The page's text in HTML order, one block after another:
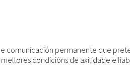
comunicación permanente que
condicións de axilidade e